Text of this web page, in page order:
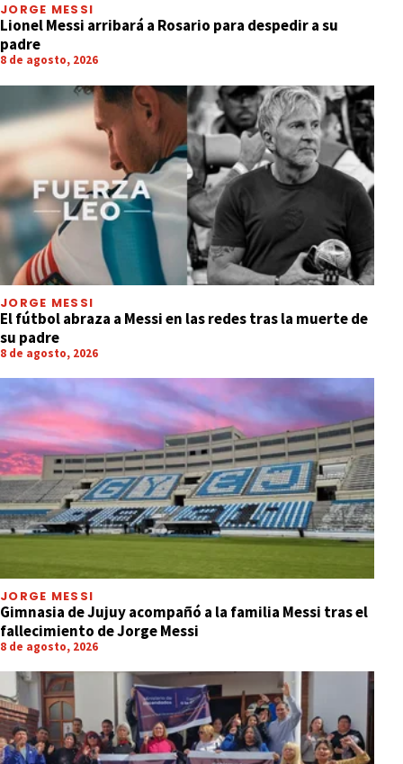
JORGE MESSI
Lionel Messi arribará a Rosario para despedir a su
padre
8 de agosto, 2026
JORGE MESSI
El fútbol abraza a Messi en las redes tras la muerte de
su padre
8 de agosto, 2026
JORGE MESSI
Gimnasia de Jujuy acompañó a la familia Messi tras el
fallecimiento de Jorge Messi
8 de agosto, 2026